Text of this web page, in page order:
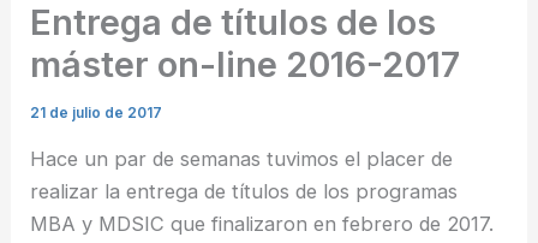
Entrega de títulos de los
máster on-line 2016-2017
21 de julio de 2017
Hace un par de semanas tuvimos el placer de
realizar la entrega de títulos de los programas
MBA y MDSIC que finalizaron en febrero de 2017.